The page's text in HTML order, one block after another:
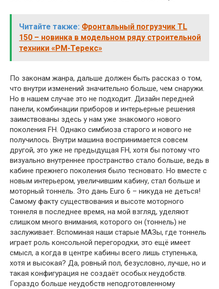
Читайте также: Фронтальный погрузчик TL
150 – новинка в модельном ряду строительной
техники «РМ-Терекс»
По законам жанра, дальше должен быть рассказ о том,
что внутри изменений значительно больше, чем снаружи.
Но в нашем случае это не подходит. Дизайн передней
панели, комбинации приборов и интерьерные решения
заимствованы здесь у нам уже знакомого нового
поколения FH. Однако симбиоза старого и нового не
получилось. Внутри машина воспринимается совсем
другой, это уже не предыдущая FH, хотя бы потому что
визуально внутреннее пространство стало больше, ведь в
кабине прежнего поколения было тесновато. Но вместе с
новым интерьером, увеличившим кабину, стал больше и
моторный тоннель. Это дань Euro 6 – никуда не деться!
Самому факту существования и высоте моторного
тоннеля в последнее время, на мой взгляд, уделяют
слишком много внимания, которого он (тоннель) не
заслуживает. Вспоминая наши старые МАЗы, где тоннель
играет роль консольной перегородки, это ещё имеет
смысл, а когда в центре кабины всего лишь ступенька,
хотя и высокая? Да, ровный пол, безусловно, лучше, но и
такая конфигурация не создаёт особых неудобств.
Гораздо больше неудобств неподготовленному